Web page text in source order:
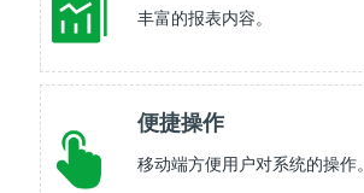
丰富的报表内容。
便捷操作
移动端方便用户对系统的操作。